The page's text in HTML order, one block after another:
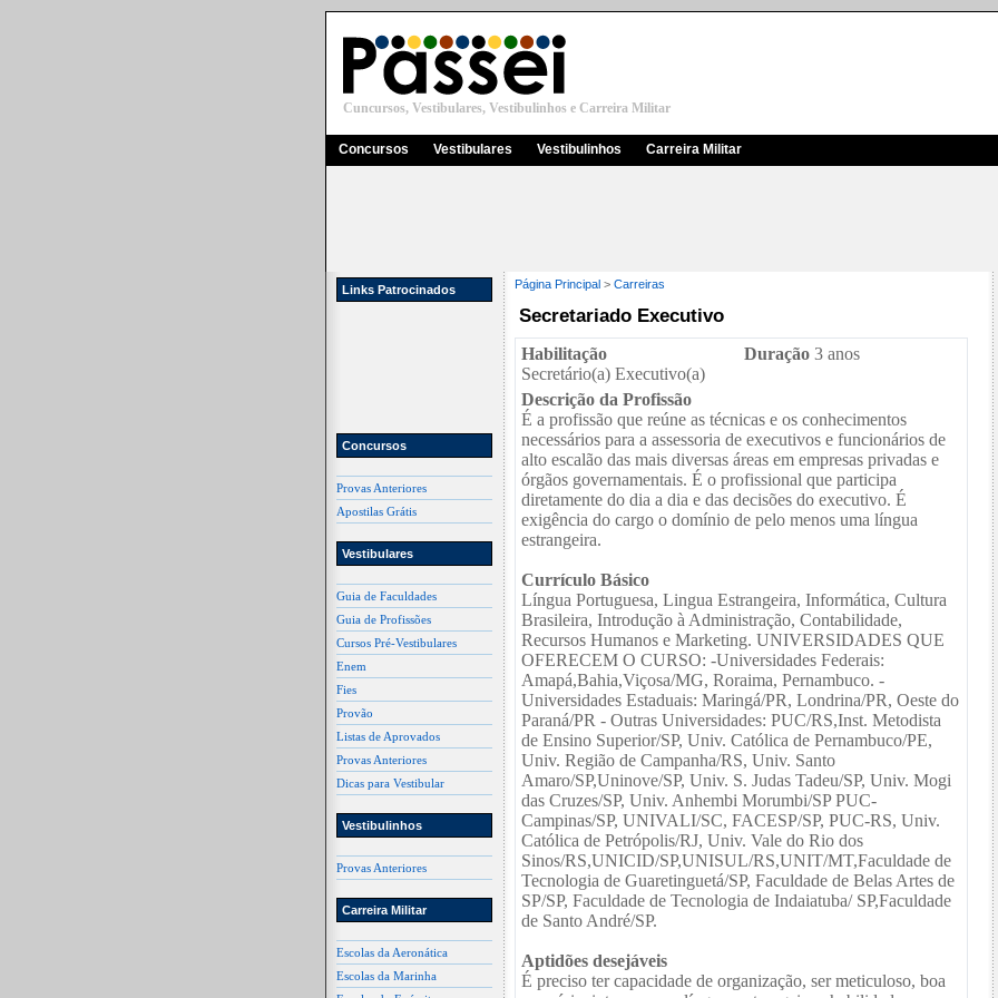
Cuncursos, Vestibulares, Vestibulinhos e Carreira Militar
Concursos Vestibulares Vestibulinhos Carreira Militar
Links Patrocinados
Concursos
Provas Anteriores
Apostilas Grátis
Vestibulares
Guia de Faculdades
Guia de Profissões
Cursos Pré-Vestibulares
Enem
Fies
Provão
Listas de Aprovados
Provas Anteriores
Dicas para Vestibular
Vestibulinhos
Provas Anteriores
Carreira Militar
Escolas da Aeronática
Escolas da Marinha
Página Principal > Carreiras
Secretariado Executivo
Habilitação
Secretário(a) Executivo(a)
Duração 3 anos
Descrição da Profissão
É a profissão que reúne as técnicas e os conhecimentos
necessários para a assessoria de executivos e funcionários de
alto escalão das mais diversas áreas em empresas privadas e
órgãos governamentais. É o profissional que participa
diretamente do dia a dia e das decisões do executivo. É
exigência do cargo o domínio de pelo menos uma língua
estrangeira.
Currículo Básico
Língua Portuguesa, Lingua Estrangeira, Informática, Cultura
Brasileira, Introdução à Administração, Contabilidade,
Recursos Humanos e Marketing. UNIVERSIDADES QUE
OFERECEM O CURSO: -Universidades Federais:
Amapá,Bahia,Viçosa/MG, Roraima, Pernambuco. -
Universidades Estaduais: Maringá/PR, Londrina/PR, Oeste do
Paraná/PR - Outras Universidades: PUC/RS,Inst. Metodista
de Ensino Superior/SP, Univ. Católica de Pernambuco/PE,
Univ. Região de Campanha/RS, Univ. Santo
Amaro/SP,Uninove/SP, Univ. S. Judas Tadeu/SP, Univ. Mogi
das Cruzes/SP, Univ. Anhembi Morumbi/SP PUC-
Campinas/SP, UNIVALI/SC, FACESP/SP, PUC-RS, Univ.
Católica de Petrópolis/RJ, Univ. Vale do Rio dos
Sinos/RS,UNICID/SP,UNISUL/RS,UNIT/MT,Faculdade de
Tecnologia de Guaretinguetá/SP, Faculdade de Belas Artes de
SP/SP, Faculdade de Tecnologia de Indaiatuba/ SP,Faculdade
de Santo André/SP.
Aptidões desejáveis
É preciso ter capacidade de organização, ser meticuloso, boa